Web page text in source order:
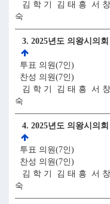
김 학 기 김 태 흥 서
숙
3. 2025년도 의왕시의
투표 의원(7인)
찬성 의원(7인)
김 학 기 김 태 흥 서
숙
4. 2025년도 의왕시의
투표 의원(7인)
찬성 의원(7인)
김 학 기 김 태 흥 서
숙